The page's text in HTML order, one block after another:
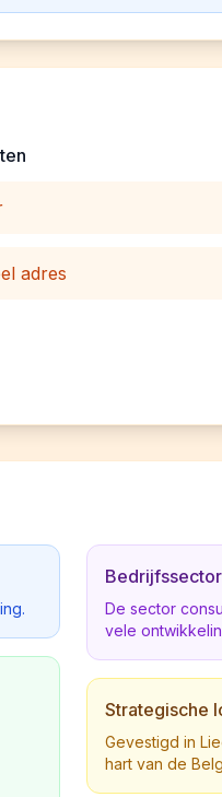
adres
Bedrijfssector
De sector
vele
Strategische
Gevestigd in
hart van de